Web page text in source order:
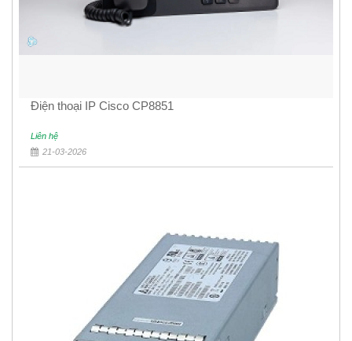
Điện thoại IP Cisco CP8851
Liên hệ
21-03-2026